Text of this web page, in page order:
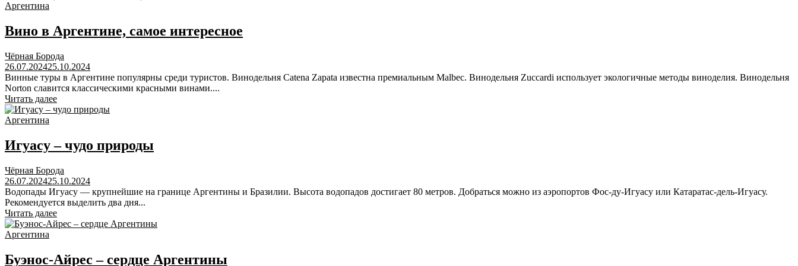
Аргентина
Вино в Аргентине, самое интересное
Чёрная Борода
26.07.202425.10.2024
Винные туры в Аргентине популярны среди туристов. Винодельня Catena Zapata известна премиальным Malbec. Винодельня Zuccardi использует экологичные методы виноделия. Винодельня
Norton славится классическими красными винами....
Читать далее
Аргентина
Игуасу – чудо природы
Чёрная Борода
26.07.202425.10.2024
Водопады Игуасу — крупнейшие на границе Аргентины и Бразилии. Высота водопадов достигает 80 метров. Добраться можно из аэропортов Фос-ду-Игуасу или Катаратас-дель-Игуасу.
Рекомендуется выделить два дня...
Читать далее
Аргентина
Буэнос-Айрес – сердце Аргентины